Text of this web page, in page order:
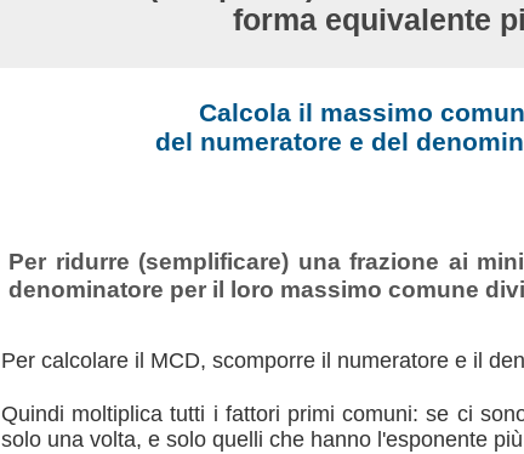
forma equivalente
Calcola il massimo
del numeratore e del
Per ridurre (semplificare) una frazione ai
denominatore per il loro massimo comune
Per calcolare il MCD, scomporre il numeratore e il
Quindi moltiplica tutti i fattori primi comuni: se ci
solo una volta, e solo quelli che hanno l'esponente